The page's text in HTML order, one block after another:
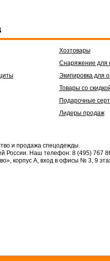
Хозтовары
Снаряжение для
Экипировка для
Товары со
Подарочные
Лидеры продаж
и продажа спецодежды.
России. Наш телефон: 8 (495) 767
корпус А, вход в офисы № 3, 9